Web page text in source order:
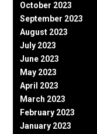
October 2023
September 2023
August 2023
July 2023
June 2023
May 2023
April 2023
March 2023
February 2023
January 2023